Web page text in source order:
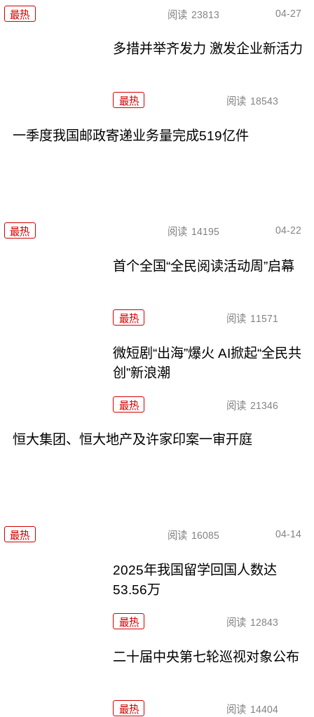
最热 阅读 23813 04-27
多措并举齐发力 激发企业新活力
最热 阅读 18543
一季度我国邮政寄递业务量完成519亿件
最热 阅读 14195 04-22
首个全国“全民阅读活动周”启幕
最热 阅读 11571
微短剧“出海”爆火 AI掀起“全民共
创”新浪潮
最热 阅读 21346
恒大集团、恒大地产及许家印案一审开庭
最热 阅读 16085 04-14
2025年我国留学回国人数达
53.56万
最热 阅读 12843
二十届中央第七轮巡视对象公布
最热 阅读 14404